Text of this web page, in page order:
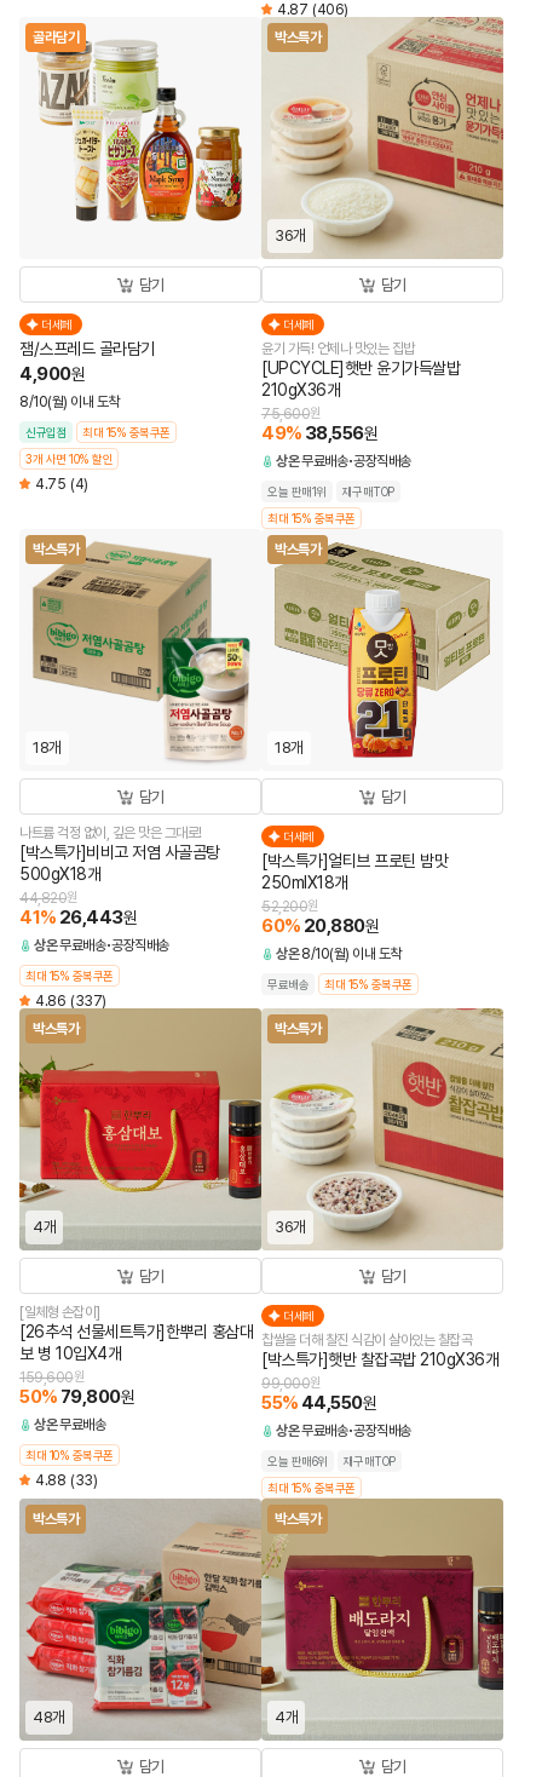
4.87 (406)
골라담기
담기
더세페
잼/스프레드 골라담기
4,900원
8/10(월) 이내 도착
신규입점
최대 15% 중복쿠폰
3개 사면 10% 할인
4.75 (4)
박스특가
36개
담기
더세페
윤기 가득! 언제나 맛있는 집밥
[UPCYCLE]햇반 윤기가득쌀밥
210gX36개
75,600원
49% 38,556원
상온무료배송 공장직배송
오늘 판매1위
재구매TOP
최대 15% 중복쿠폰
박스특가
18개
담기
나트륨 걱정 없이, 깊은 맛은 그대로!
[박스특가]비비고 저염 사골곰탕
500gX18개
44,820원
41% 26,443원
상온무료배송 공장직배송
최대 15% 중복쿠폰
4.86 (337)
박스특가
18개
담기
더세페
[박스특가]얼티브 프로틴 밤맛
250mlX18개
52,200원
60% 20,880원
상온 8/10(월) 이내 도착
무료배송 최대 15% 중복쿠폰
박스특가
4개
담기
[일체형 손잡이]
[26추석 선물세트특가]한뿌리 홍삼대
보 병 10입X4개
159,600원
50% 79,800원
상온무료배송
최대 10% 중복쿠폰
4.88 (33)
박스특가
36개
담기
더세페
찹쌀을 더해 찰진 식감이 살아있는 찰잡곡
[박스특가]햇반 찰잡곡밥 210gX36개
99,000원
55% 44,550원
상온무료배송 공장직배송
오늘 판매6위
재구매TOP
최대 15% 중복쿠폰
박스특가
48개
담기
박스특가
4개
담기